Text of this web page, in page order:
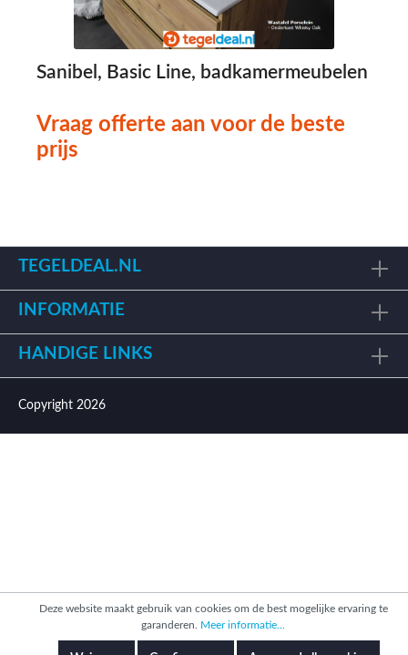
Sanibel, Basic Line, badkamermeubelen
Vraag offerte aan voor de beste
prijs
TEGELDEAL.NL
INFORMATIE
HANDIGE LINKS
Copyright 2026
Deze website maakt gebruik van cookies om de best mogelijke ervaring te
garanderen. Meer informatie...